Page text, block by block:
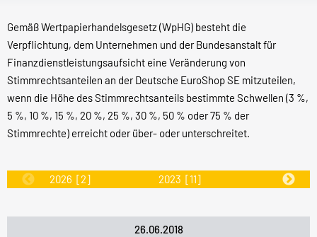
Gemäß Wertpapierhandelsgesetz (WpHG) besteht die
Verpflichtung, dem Unternehmen und der Bundesanstalt für
Finanzdienstleistungsaufsicht eine Veränderung von
Stimmrechtsanteilen an der Deutsche EuroShop SE mitzuteilen,
wenn die Höhe des Stimmrechtsanteils bestimmte Schwellen (3 %,
5 %, 10 %, 15 %, 20 %, 25 %, 30 %, 50 % oder 75 % der
Stimmrechte) erreicht oder über- oder unterschreitet.
2026 [2] 2023 [11] 2022[31]
26.06.2018